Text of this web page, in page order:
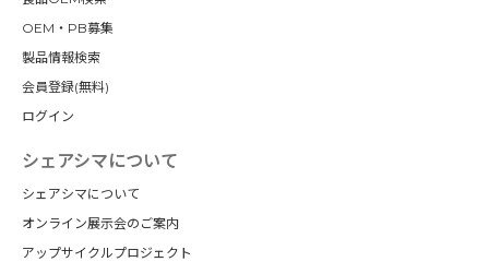
OEM・PB募集
製品情報検索
会員登録(無料)
ログイン
シェアシマについて
シェアシマについて
オンライン展示会のご案内
アップサイクルプロジェクト